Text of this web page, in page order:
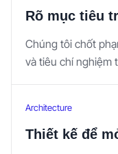
Rõ mục tiêu
Chúng tôi chốt
và tiêu chí nghiệm
Architecture
Thiết kế để